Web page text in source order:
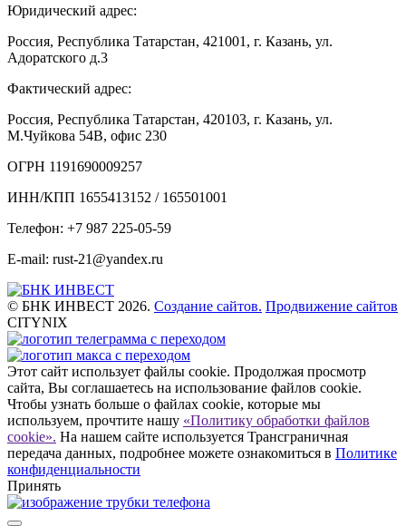
Юридический адрес:
Россия, Республика Татарстан, 421001, г. Казань, ул.
Адоратского д.3
Фактический адрес:
Россия, Республика Татарстан, 420103, г. Казань, ул.
М.Чуйкова 54В, офис 230
ОГРН 1191690009257
ИНН/КПП 1655413152 / 165501001
Телефон: +7 987 225-05-59
E-mail: rust-21@yandex.ru
© БНК ИНВЕСТ 2026. Создание сайтов. Продвижение сайтов
CITYNIX
Этот сайт использует файлы cookie. Продолжая просмотр
сайта, Вы соглашаетесь на использование файлов cookie.
Чтобы узнать больше о файлах cookie, которые мы
используем, прочтите нашу «Политику обработки файлов
cookie». На нашем сайте используется Трансграничная
передача данных, подробнее можете ознакомиться в Политике
конфиденциальности
Принять